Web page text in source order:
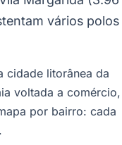
vários polos
cidade litorânea da
voltada a comércio,
por bairro: cada